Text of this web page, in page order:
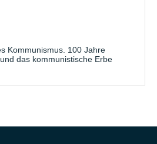
Kommunismus. 100 Jahre
das kommunistische Erbe